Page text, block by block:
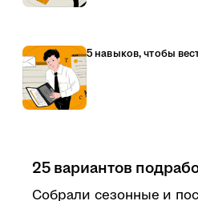
5 навыков, чтобы
25 вариантов
Собрали сезонные и